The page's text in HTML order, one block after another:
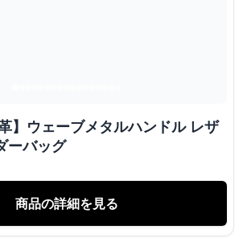
】ウェーブメタルハンドル レザ
ーバッグ
商品の詳細を見る